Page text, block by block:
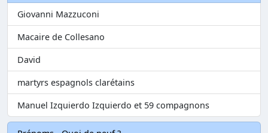
Giovanni Mazzuconi
Macaire de Collesano
David
martyrs espagnols clarétains
Manuel Izquierdo Izquierdo et 59 compagnons